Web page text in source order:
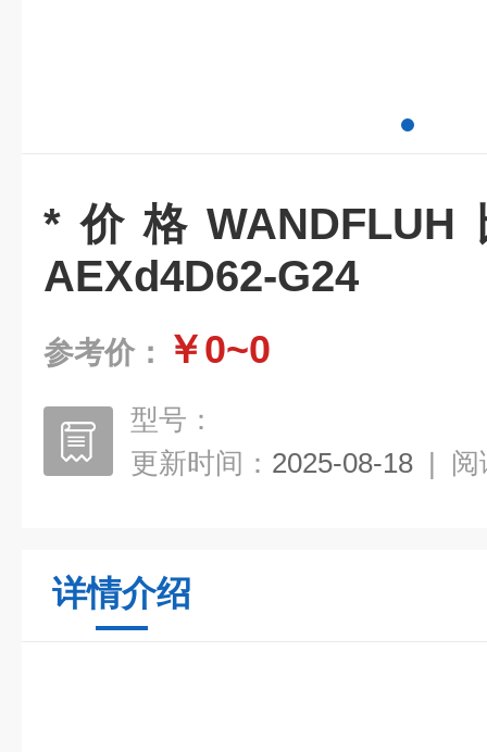
*价格
AEXd4D62-G24
参考价： ￥0~0
型号：
更新时间： 2025-08-18 | 阅
详情介绍